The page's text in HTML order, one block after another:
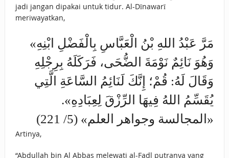
jadi jangan dipakai untuk tidur. Al-Dīnawarī
meriwayatkan,
«مَرَّ عَبْدُ اللهِ بْنُ الْعَبَّاسِ بِالْفَضْلِ ابْنِهِ
وَهُوَ ‌نَائِمٌ ‌نَوْمَةَ ‌الضُّحَى، فَرَكَلَهُ بِرِجْلِهِ
وَقَالَ لَهُ: قُمْ؛ إِنَّكَ لَنَائِمُ السَّاعَةِ الَّتِي
يُقَسِّمُ اللهُ فِيهَا الرِّزْقَ لِعِبَادِهِ».
«المجالسة وجواهر العلم» (5/ 221)
Artinya,
“Abdullah bin Al Abbas melewati al-Fadl putranya yang